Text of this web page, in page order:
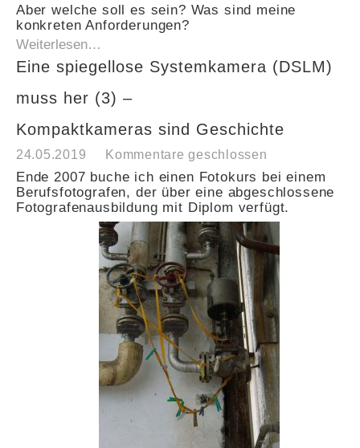
Aber welche soll es sein? Was sind meine
konkreten Anforderungen?
Weiterlesen…
Eine spiegellose Systemkamera (DSLM)
muss her (3) –
Kompaktkameras sind Geschichte
24.05.2019 Kommentare geschlossen
Ende 2007 buche ich einen Fotokurs bei einem
Berufsfotografen, der über eine abgeschlossene
Fotografenausbildung mit Diplom verfügt.